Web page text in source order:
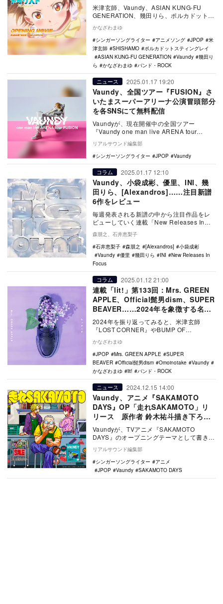
米津玄師、Vaundy、ASIAN KUNG-FU
GENERATION、幾田りら、ポルカドットス
かなざわまゆ
シンガーソングライター
アニメソング JPOP
米
津玄師
SHISHAMO
ポルカドットスティングレイ
ASIAN KUNG-FU GENERATION
Vaundy
幾田り
ら
かなざわまゆ バンド・ROCK
ニュース 2025.01.17 19:20
Vaundy、全国ツアー『FUSION』さ
いたまスーパーアリーナ公演冒頭部分
を各SNSにて無料配信
Vaundyが、現在開催中の全国ツアー
『Vaundy one man live ARENA tour
“FUSION”』さいたま…
リアルサウンド編集部
シンガーソングライター
JPOP Vaundy
コラム 2025.01.17 12:10
Vaundy、小袋成彬、優里、INI、幾
田りら、[Alexandros]……注目新譜
6作をレビュー
毎週発表される新譜の中から注目作品をレ
ビューしていく連載「New Releases In
Focus」。今回はINI「Make …
森朋之、石井恵梨子
石井恵梨子
森朋之 [Alexandros]
小袋成彬
Vaundy
優里 幾田りら INI
New Releases In
Focus
コラム 2025.01.12 21:00
連載「lit!」第133回：Mrs. GREEN
APPLE、Official髭男dism、SUPER
BEAVER……2024年を象徴する名作5
選
2024年を振り返ってみると、米津玄師
『LOST CORNER』やBUMP OF
かなざわまゆ
JPOP
Mrs. GREEN APPLE
SUPER
BEAVER
Official髭男dism Omoinotake
Vaundy
かなざわまゆ
lit! バンド・ROCK
ニュース 2024.12.15 14:00
Vaundy、アニメ『SAKAMOTO
DAYS』OP「走れSAKAMOTO」リ
リース 原作者 鈴木祐斗描き下ろし
ジャケ写公開
Vaundyが、TVアニメ『SAKAMOTO
DAYS』のオープニングテーマとして書き下
ろした新曲「走れSAKAMOTO」を、1…
リアルサウンド編集部
シンガーソングライター
アニメ
JPOP
Vaundy SAKAMOTO DAYS